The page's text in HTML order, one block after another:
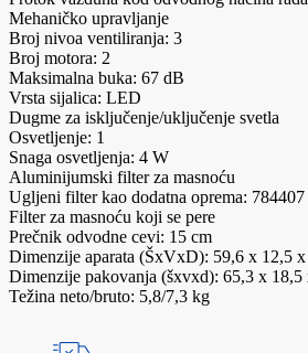
Mehaničko upravljanje
Broj nivoa ventiliranja: 3
Broj motora: 2
Maksimalna buka: 67 dB
Vrsta sijalica: LED
Dugme za isključenje/uključenje svetla
Osvetljenje: 1
Snaga osvetljenja: 4 W
Aluminijumski filter za masnoću
Ugljeni filter kao dodatna oprema: 784407
Filter za masnoću koji se pere
Prečnik odvodne cevi: 15 cm
Dimenzije aparata (ŠxVxD): 59,6 x 12,5
Dimenzije pakovanja (šxvxd): 65,3 x 18,5
Težina neto/bruto: 5,8/7,3 kg